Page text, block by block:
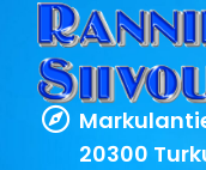
20300